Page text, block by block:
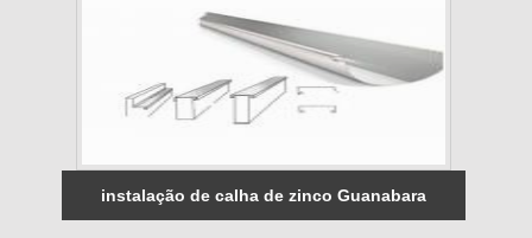
instalação de calha de zinco Guanabara